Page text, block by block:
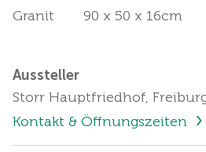
Granit
90 x 50 x 16cm
Aussteller
Storr Hauptfriedhof,
Kontakt & Öffnungszeiten